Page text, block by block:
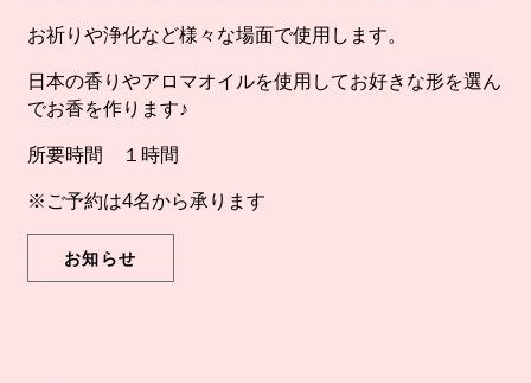
お祈りや浄化など様々な場面で使用します。
日本の香りやアロマオイルを使用してお好きな形を選ん
でお香を作ります♪
所要時間 １時間
※ご予約は4名から承ります
お知らせ